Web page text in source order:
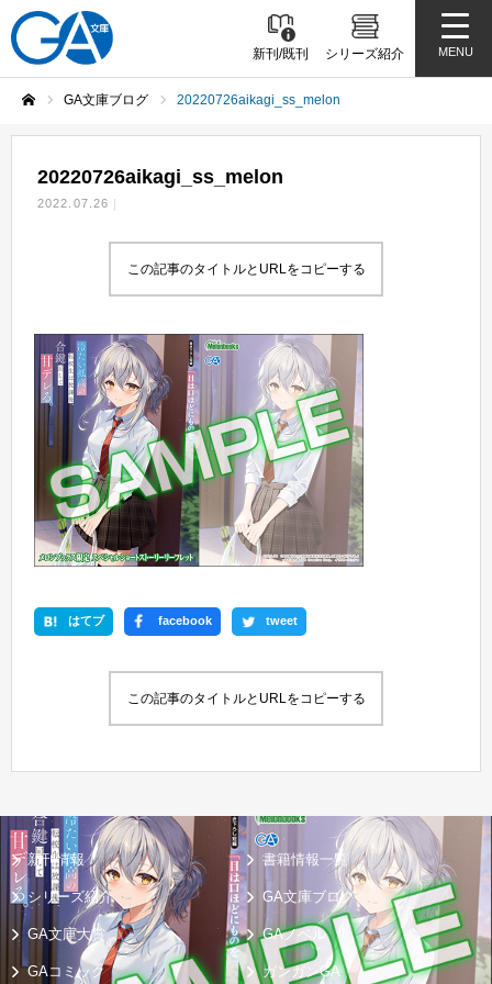
新刊/既刊 シリーズ紹介 MENU
GA文庫ブログ 20220726aikagi_ss_melon
20220726aikagi_ss_melon
2022.07.26
この記事のタイトルとURLをコピーする
はてブ facebook tweet
この記事のタイトルとURLをコピーする
新刊情報 書籍情報一覧
シリーズ紹介 GA文庫ブログ
GA文庫大賞 GAノベル
GAコミック ガンガンGA